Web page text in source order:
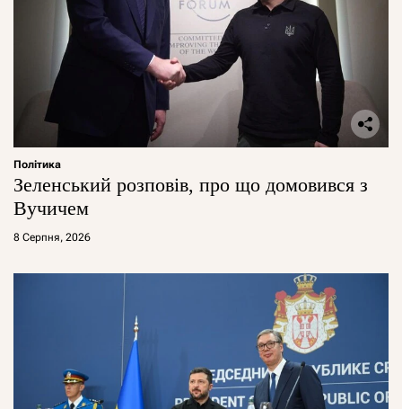
Політика
Зеленський розповів, про що домовився з
Вучичем
8 Серпня, 2026